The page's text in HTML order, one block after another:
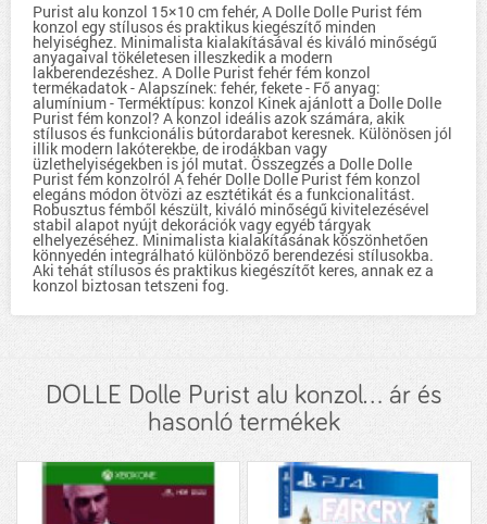
Purist alu konzol 15×10 cm fehér, A Dolle Dolle Purist fém
konzol egy stílusos és praktikus kiegészítő minden
helyiséghez. Minimalista kialakításával és kiváló minőségű
anyagaival tökéletesen illeszkedik a modern
lakberendezéshez. A Dolle Purist fehér fém konzol
termékadatok - Alapszínek: fehér, fekete - Fő anyag:
alumínium - Terméktípus: konzol Kinek ajánlott a Dolle Dolle
Purist fém konzol? A konzol ideális azok számára, akik
stílusos és funkcionális bútordarabot keresnek. Különösen jól
illik modern lakóterekbe, de irodákban vagy
üzlethelyiségekben is jól mutat. Összegzés a Dolle Dolle
Purist fém konzolról A fehér Dolle Dolle Purist fém konzol
elegáns módon ötvözi az esztétikát és a funkcionalitást.
Robusztus fémből készült, kiváló minőségű kivitelezésével
stabil alapot nyújt dekorációk vagy egyéb tárgyak
elhelyezéséhez. Minimalista kialakításának köszönhetően
könnyedén integrálható különböző berendezési stílusokba.
Aki tehát stílusos és praktikus kiegészítőt keres, annak ez a
konzol biztosan tetszeni fog.
DOLLE Dolle Purist alu konzol... ár és
hasonló termékek